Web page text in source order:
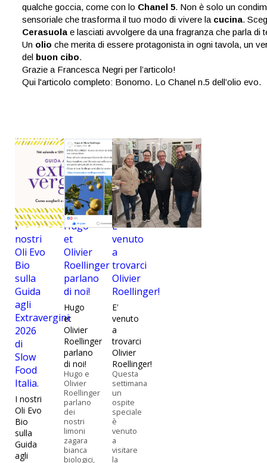
qualche goccia, come con lo Chanel 5. Non è solo un
sensoriale che trasforma il tuo modo di vivere la cucina.
Cerasuola e lasciati avvolgere da una fragranza che parla di
Un olio che merita di essere protagonista in ogni tavola, un
del buon cibo.
Grazie a Francesca Negri per l’articolo!
Qui l'articolo completo: Bonomo. Lo Chanel n.5 dell’olio evo.
I
nostri
Oli Evo
Bio
sulla
Guida
agli
Extravergini
2026
di
Slow
Food
Italia.
I nostri
Oli Evo
Bio
sulla
Guida
agli
Hugo
et
Olivier
Roellinger
parlano
di noi!
Hugo
et
Olivier
Roellinger
parlano
di noi!
Hugo e
Olivier
Roellinger
parlano
dei
nostri
limoni
zagara
bianca
biologici,
E'
venuto
a
trovarci
Olivier
Roellinger!
E'
venuto
a
trovarci
Olivier
Roellinger!
Questa
settimana
un
ospite
speciale
è
venuto
a
visitare
la